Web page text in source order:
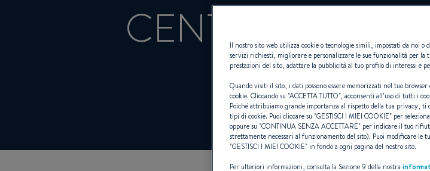
CENTRO
Rivenditori Fuoribordo
Il nostro sito web utilizza cookie o tecnologie simili, impostati da
servizi richiesti, migliorare e personalizzare le sue funzionalità per la
prestazioni del sito, adattare la pubblicità al tuo profilo di interessi e
Quando visiti il sito, i dati possono essere memorizzati nel tuo
cookie. Cliccando su "ACCETTA TUTTO", acconsenti all’uso di tutti i
Poiché attribuiamo grande importanza al rispetto della tua privacy,
tipi di cookie. Puoi cliccare su "GESTISCI I MIEI COOKIE" per
oppure su "CONTINUA SENZA ACCETTARE" per indicare il tuo
strettamente necessari al funzionamento del sito). Puoi modificare le
"GESTISCI I MIEI COOKIE" in fondo a ogni pagina del nostro sito.
Per ulteriori informazioni, consulta la Sezione 9 della nostra